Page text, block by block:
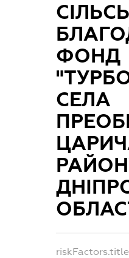
ФОНД
СЕЛА
riskFactors.title